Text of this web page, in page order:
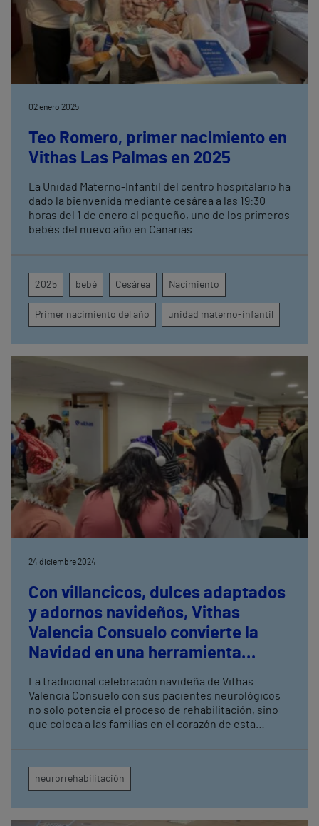
02 enero 2025
Teo Romero, primer nacimiento en
Vithas Las Palmas en 2025
La Unidad Materno-Infantil del centro hospitalario ha
dado la bienvenida mediante cesárea a las 19:30
horas del 1 de enero al pequeño, uno de los primeros
bebés del nuevo año en Canarias
2025 bebé Cesárea Nacimiento
Primer nacimiento del año unidad materno-infantil
24 diciembre 2024
Con villancicos, dulces adaptados
y adornos navideños, Vithas
Valencia Consuelo convierte la
Navidad en una herramienta
neurorrehabilitación
La tradicional celebración navideña de Vithas
Valencia Consuelo con sus pacientes neurológicos
no solo potencia el proceso de rehabilitación, sino
que coloca a las familias en el corazón de esta
actividades refuerzan el vínculo entre los pacientes,
sus familias y los profesionales, y además, mejoran
sociales de los pacientes en un entorno festivo y
neurorrehabilitación